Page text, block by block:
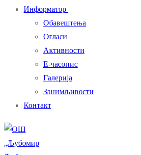
Информатор
Обавештења
Огласи
Активности
Е-часопис
Галерија
Занимљивости
Контакт